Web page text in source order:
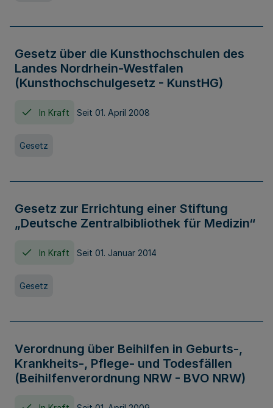
Gesetz über die Kunsthochschulen des
Landes Nordrhein-Westfalen
(Kunsthochschulgesetz - KunstHG)
In Kraft Seit 01. April 2008
Gesetz
Gesetz zur Errichtung einer Stiftung
„Deutsche Zentralbibliothek für Medizin“
In Kraft Seit 01. Januar 2014
Gesetz
Verordnung über Beihilfen in Geburts-,
Krankheits-, Pflege- und Todesfällen
(Beihilfenverordnung NRW - BVO NRW)